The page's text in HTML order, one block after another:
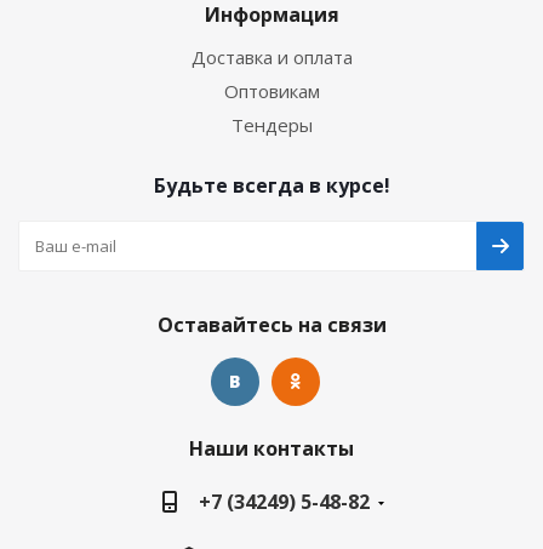
Информация
Доставка и оплата
Оптовикам
Тендеры
Будьте всегда в курсе!
Оставайтесь на связи
Наши контакты
+7 (34249) 5-48-82